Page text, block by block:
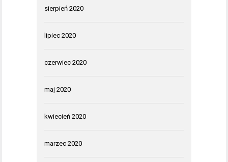
sierpień 2020
lipiec 2020
czerwiec 2020
maj 2020
kwiecień 2020
marzec 2020